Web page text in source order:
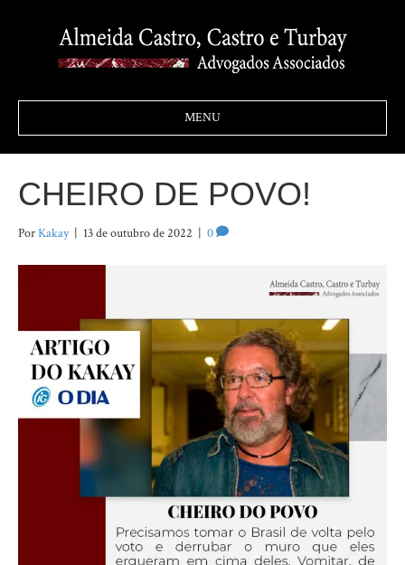
MENU
CHEIRO DE POVO!
PorKakay | 13 de outubro de 2022 | 0